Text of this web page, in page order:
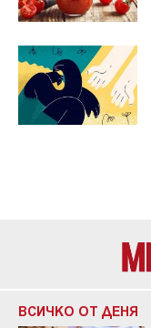
ВСИЧКО ОТ ДЕНЯ